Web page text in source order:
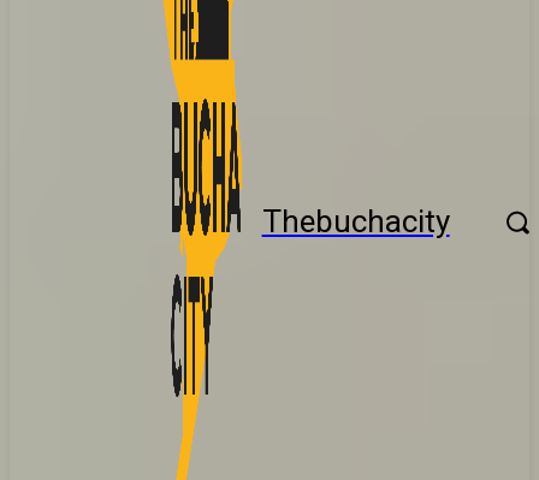
Thebuchacity